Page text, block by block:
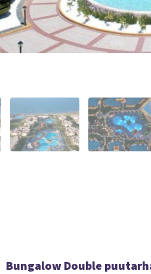
Bungalow Double